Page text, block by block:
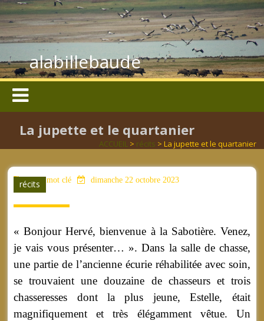
alabillebaude
La jupette et le quartanier
ACCUEIL> récits > La jupette et le quartanier
récits
aucun mot clé dimanche 22 octobre 2023
« Bonjour Hervé, bienvenue à la Sabotière. Venez,
je vais vous présenter… ». Dans la salle de chasse,
une partie de l’ancienne écurie réhabilitée avec soin,
se trouvaient une douzaine de chasseurs et trois
chasseresses dont la plus jeune, Estelle, était
magnifiquement et très élégamment vêtue. Un